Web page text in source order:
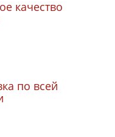
качество
по всей